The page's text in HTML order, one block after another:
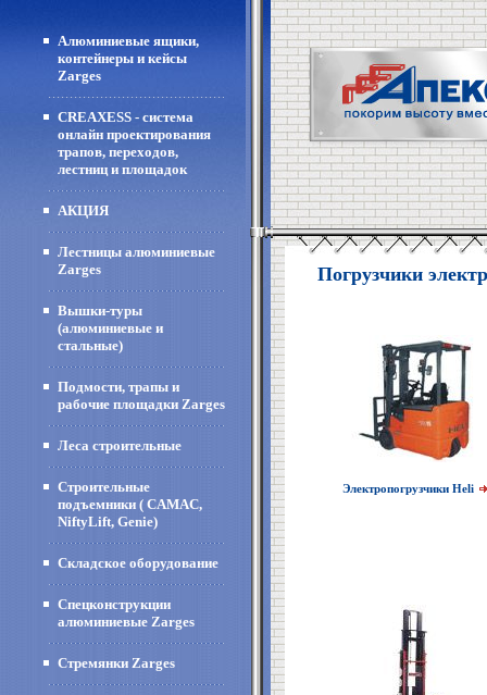
Алюминиевые ящики,
контейнеры и кейсы
Zarges
CREAXESS - система
онлайн проектирования
трапов, переходов,
лестниц и площадок
АКЦИЯ
Лестницы алюминиевые
Zarges
Вышки-туры
(алюминиевые и
стальные)
Подмости, трапы и
рабочие площадки Zarges
Леса строительные
Строительные
подъемники ( CAMAC,
NiftyLift, Genie)
Складское оборудование
Спецконструкции
алюминиевые Zarges
Стремянки Zarges
Погрузчики
Электропогрузчики Heli